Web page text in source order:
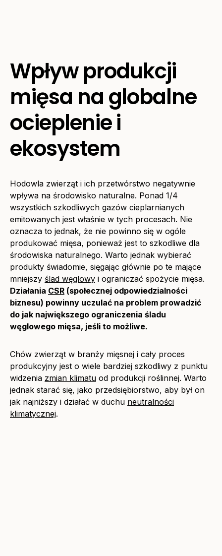
Wpływ produkcji
mięsa na globalne
ocieplenie i
ekosystem
Hodowla zwierząt i ich przetwórstwo negatywnie
wpływa na środowisko naturalne. Ponad 1/4
wszystkich szkodliwych gazów cieplarnianych
emitowanych jest właśnie w tych procesach. Nie
oznacza to jednak, że nie powinno się w ogóle
produkować mięsa, ponieważ jest to szkodliwe dla
środowiska naturalnego. Warto jednak wybierać
produkty świadomie, sięgając głównie po te mające
mniejszy ślad węglowy i ograniczać spożycie mięsa.
Działania CSR (społecznej odpowiedzialności
biznesu) powinny uczulać na problem prowadzić
do jak największego ograniczenia śladu
węglowego mięsa, jeśli to możliwe.
Chów zwierząt w branży mięsnej i cały proces
produkcyjny jest o wiele bardziej szkodliwy z punktu
widzenia zmian klimatu od produkcji roślinnej. Warto
jednak starać się, jako przedsiębiorstwo, aby był on
jak najniższy i działać w duchu neutralności
klimatycznej.